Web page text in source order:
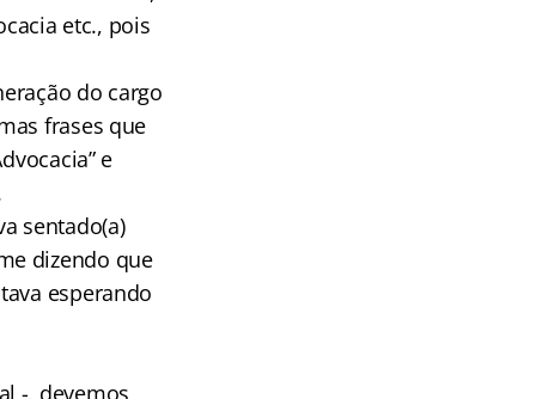
etc., pois
do cargo
frases que
e
sentado(a)
dizendo que
esperando
-, devemos